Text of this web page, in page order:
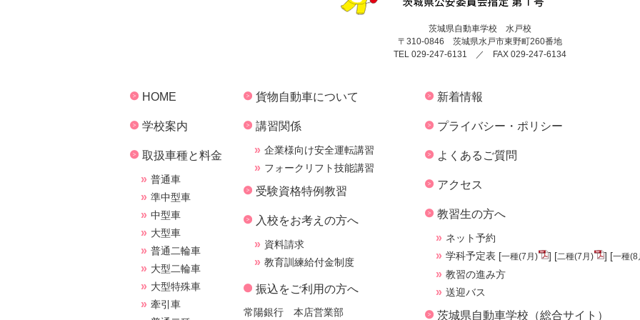
茨城県自動車学校 水戸校
〒310-0846 茨城県水戸市東野町260番地
TEL 029-247-6131 ／ FAX 029-247-6134
HOME
学校案内
取扱車種と料金
普通車
準中型車
中型車
大型車
普通二輪車
大型二輪車
大型特殊車
牽引車
貨物自動車について
講習関係
企業様向け安全運転講習
フォークリフト技能講習
受験資格特例教習
入校をお考えの方へ
資料請求
教育訓練給付金制度
振込をご利用の方へ
常陽銀行 本店営業部
新着情報
プライバシー・ポリシー
よくあるご質問
アクセス
教習生の方へ
ネット予約
学科予定表 [一種(7月) ] [二種(7月) ] [一種(8
教習の進み方
送迎バス
茨城県自動車学校（総合サイト）